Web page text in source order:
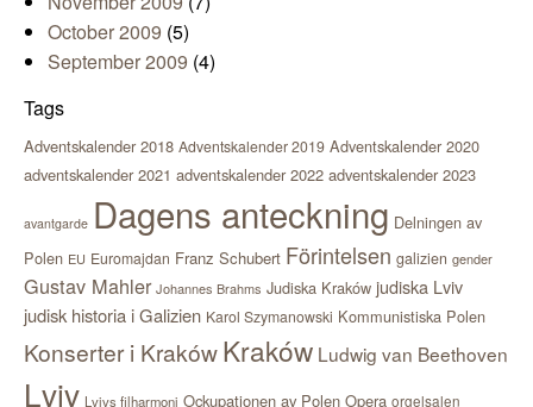
October 2009 (5)
September 2009 (4)
Tags
Adventskalender 2018 Adventskalender 2019 Adventskalender 2020
adventskalender 2021 adventskalender 2022 adventskalender 2023
avantgarde Dagens anteckning Delningen av
Polen EU Euromajdan Franz Schubert Förintelsen galizien gender
Gustav Mahler Johannes Brahms Judiska Kraków judiska Lviv
judisk historia i Galizien Karol Szymanowski Kommunistiska Polen
Konserter i KrakówKraków Ludwig van Beethoven
Lviv Lvivs filharmoni Ockupationen av Polen Opera orgelsalen